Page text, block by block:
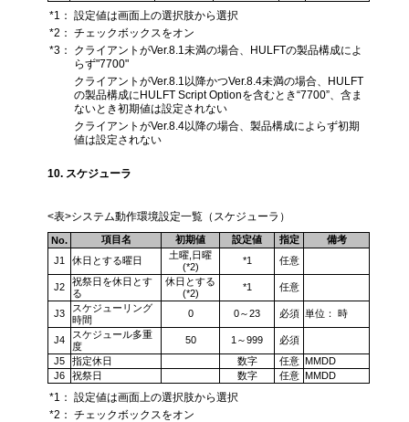
*1： 設定値は画面上の選択肢から選択
*2： チェックボックスをオン
*3：
クライアントがVer.8.1未満の場合、HULFTの製品構成によ
らず"7700"
クライアントがVer.8.1以降かつVer.8.4未満の場合、HULFT
の製品構成にHULFT Script Optionを含むとき“7700”、含ま
ないとき初期値は設定されない
クライアントがVer.8.4以降の場合、製品構成によらず初期
値は設定されない
10. スケジューラ
<表>システム動作環境設定一覧（スケジューラ）
No. 項目名 初期値 設定値 指定
備考
J1
休日とする曜日
土曜,日曜
(*2)
*1 任意
J2
祝祭日を休日とす
る
休日とする
(*2)
*1 任意
J3
スケジューリング
時間
0 0～23 必須 単位： 時
J4
スケジュール多重
度
50 1～999
必須
J5
指定休日 数字 任意 MMDD
J6
祝祭日 数字 任意 MMDD
*1： 設定値は画面上の選択肢から選択
*2： チェックボックスをオン